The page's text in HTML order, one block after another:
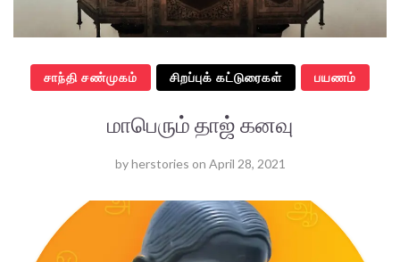
சாந்தி சண்முகம் சிறப்புக் கட்டுரைகள் பயணம்
மாபெரும் தாஜ் கனவு
byherstories on April 28, 2021